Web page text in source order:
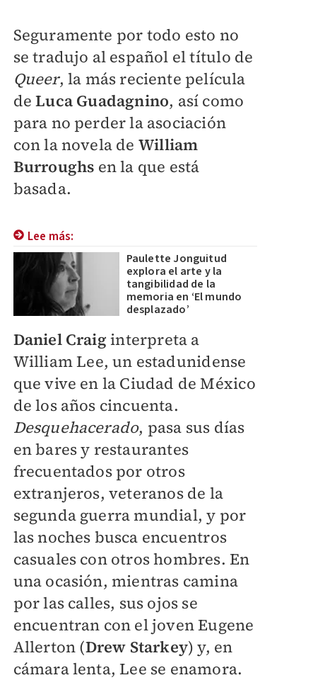
Seguramente por todo esto no
se tradujo al español el título de
Queer, la más reciente película
deLuca Guadagnino, así como
para no perder la asociación
con la novela de William
Burroughs en la que está
basada.
Lee más:
Paulette Jonguitud
explora el arte y la
tangibilidad de la
memoria en ‘El mundo
desplazado’
Daniel Craig interpreta a
William Lee, un estadunidense
que vive en la Ciudad de México
de los años cincuenta.
Desquehacerado, pasa sus días
en bares y restaurantes
frecuentados por otros
extranjeros, veteranos de la
segunda guerra mundial, y por
las noches busca encuentros
casuales con otros hombres. En
una ocasión, mientras camina
por las calles, sus ojos se
encuentran con el joven Eugene
Allerton (Drew Starkey) y, en
cámara lenta, Lee se enamora.